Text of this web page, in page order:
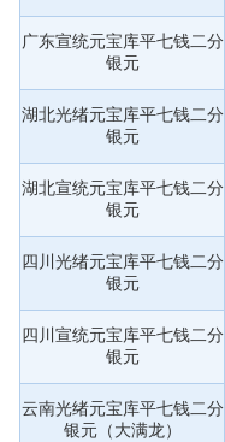
广东宣统元宝库平七钱二分
银元
湖北光绪元宝库平七钱二分
银元
湖北宣统元宝库平七钱二分
银元
四川光绪元宝库平七钱二分
银元
四川宣统元宝库平七钱二分
银元
云南光绪元宝库平七钱二分
银元（大满龙）